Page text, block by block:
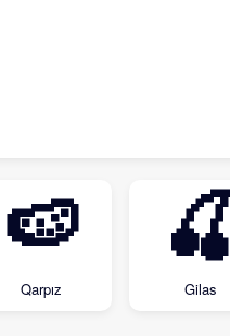
🍉
Qarpız
🍒
Gilas